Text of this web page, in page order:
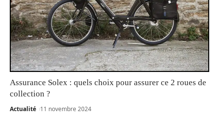
Assurance Solex : quels choix pour assurer ce 2 roues de
collection ?
Actualité 11 novembre 2024